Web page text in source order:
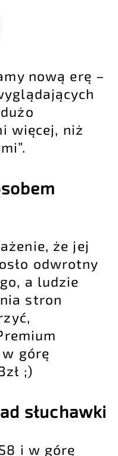
nową erę –
więcej, niż
że jej
odwrotny
a ludzie
stron
górę
;)
słuchawki
i w górę